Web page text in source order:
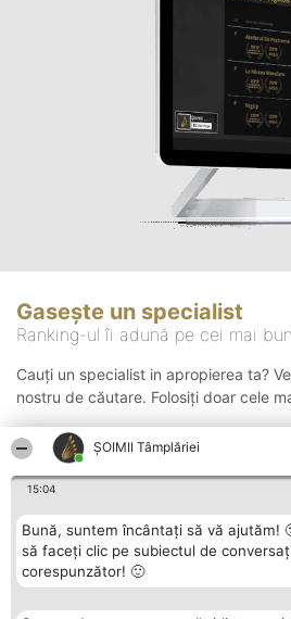
ȘOIMII Tâmplăriei
15:04
Bună, suntem încântați să vă ajutăm!
să faceți clic pe subiectul de
corespunzător! 🙂
Gasește un specialist
Ranking-ul îi adună pe cei mai
Cauți un specialist in apropierea ta?
nostru de căutare. Folosiți doar cele